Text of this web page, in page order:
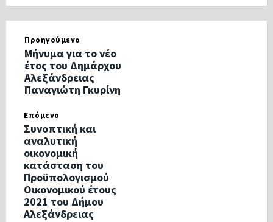
Προηγούμενο
Μήνυμα για το νέο
έτος του Δημάρχου
Αλεξάνδρειας
Παναγιώτη Γκυρίνη
Επόμενο
Συνοπτική και
αναλυτική
οικονομική
κατάσταση του
Προϋπολογισμού
Οικονομικού έτους
2021 του Δήμου
Αλεξάνδρειας